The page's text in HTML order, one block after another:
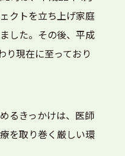
クトを立ち上げ家庭
した。その後、平成
り現在に至っており
るきっかけは、医師
を取り巻く厳しい環